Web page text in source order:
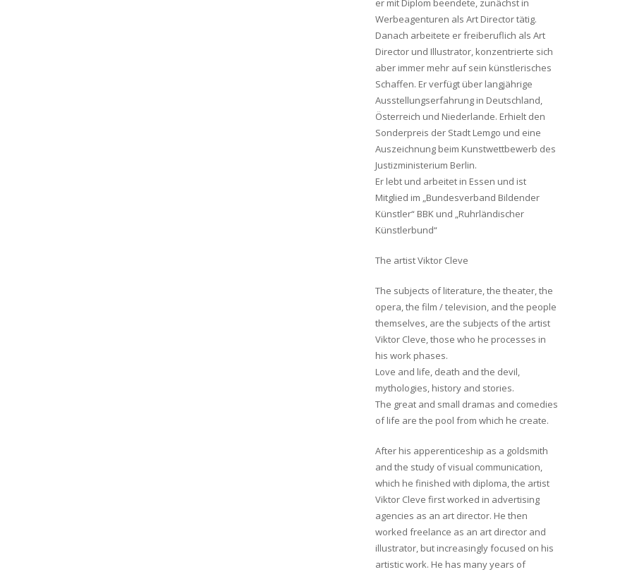
er mit Diplom beendete, zunächst in
Werbeagenturen als Art Director tätig.
Danach arbeitete er freiberuflich als Art
Director und Illustrator, konzentrierte sich
aber immer mehr auf sein künstlerisches
Schaffen. Er verfügt über langjährige
Ausstellungserfahrung in Deutschland,
Österreich und Niederlande. Erhielt den
Sonderpreis der Stadt Lemgo und eine
Auszeichnung beim Kunstwettbewerb des
Justizministerium Berlin.
Er lebt und arbeitet in Essen und ist
Mitglied im „Bundesverband Bildender
Künstler“ BBK und „Ruhrländischer
Künstlerbund“
The artist Viktor Cleve
The subjects of literature, the theater, the
opera, the film / television, and the people
themselves, are the subjects of the artist
Viktor Cleve, those who he processes in
his work phases.
Love and life, death and the devil,
mythologies, history and stories.
The great and small dramas and comedies
of life are the pool from which he create.
After his apperenticeship as a goldsmith
and the study of visual communication,
which he finished with diploma, the artist
Viktor Cleve first worked in advertising
agencies as an art director. He then
worked freelance as an art director and
illustrator, but increasingly focused on his
artistic work. He has many years of